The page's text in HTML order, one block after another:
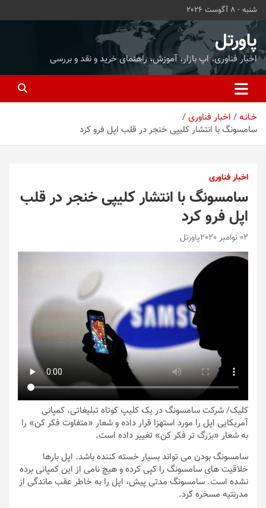
محتوا
بروید
شنبه - 8 آگوست 2026
پاورتل
اخبار فناوری، اپ بازار، آموزش، راهنمای خرید و نقد و بررسی
خـانـه
اخبار فناوری
سامسونگ با انتشار کلیپی خنجر در قلب اپل فرو کرد
اخبار فناوری
سامسونگ با انتشار کلیپی خنجر در قلب
اپل فرو کرد
02 نوامبر 2020 پاورتل
کلیک/ شرکت سامسونگ در یک کلیپ کوتاه تبلیغاتی، کمپانی
آمریکایی اپل را مورد استهزا قرار داده و شعار «متفاوت فکر کن» را
به شعار «بزرگ تر فکر کن» تغییر داده است.
سامسونگ بودن می تواند بسیار خسته کننده باشد. اپل بارها
خلاقیت های سامسونگ را کپی کرده و هیچ نامی از این کمپانی برده
نشده است. سامسونگ مدتی پیش، اپل را به خاطر عقب ماندگی از
مدرنتیه مسخره کرد.